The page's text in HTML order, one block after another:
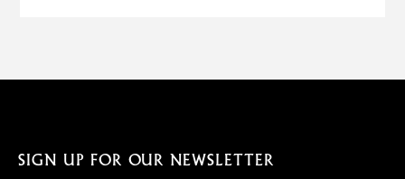
SIGN UP FOR OUR NEWSLETTER